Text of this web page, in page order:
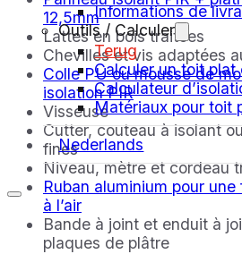
Informations de
Outils / Calculer
Terug
Calculer un toit plat
Calculateur
Matériaux pour toit
Nederlands
12,5mm
Lattes en bois traitées
Chevilles et vis adaptées
Colle PU ou mousse de
isolation PIR
Visseuse
Cutter, couteau à isolant
fines
Niveau, mètre et cordeau
Ruban aluminium pour
à l’air
Bande à joint et enduit à
plaques de plâtre